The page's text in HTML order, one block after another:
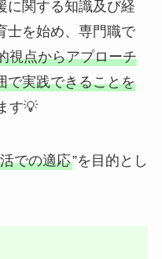
に関する知識及び経
士を始め、専門職で
視点からアプローチ
で実践できることを
す💡
での適応”を目的とし